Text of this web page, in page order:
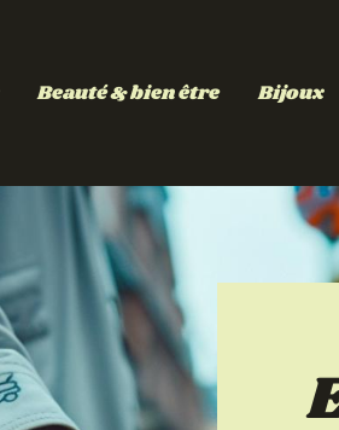
Beauté & bien être Bijoux